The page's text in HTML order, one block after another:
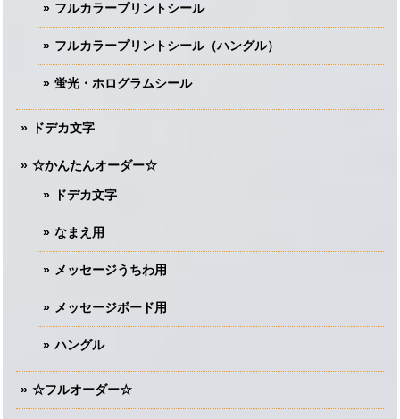
フルカラープリントシール
フルカラープリントシール（ハングル）
蛍光・ホログラムシール
ドデカ文字
☆かんたんオーダー☆
ドデカ文字
なまえ用
メッセージうちわ用
メッセージボード用
ハングル
☆フルオーダー☆